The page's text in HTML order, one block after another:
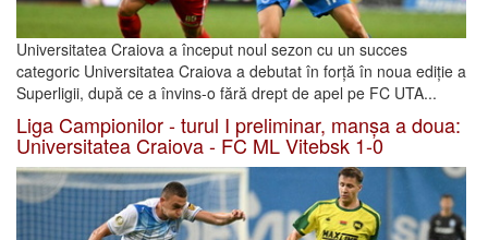
Universitatea Craiova a început noul sezon cu un succes
categoric Universitatea Craiova a debutat în forță în noua ediție a
Superligii, după ce a învins-o fără drept de apel pe FC UTA...
Liga Campionilor - turul I preliminar, manșa a doua:
Universitatea Craiova - FC ML Vitebsk 1-0